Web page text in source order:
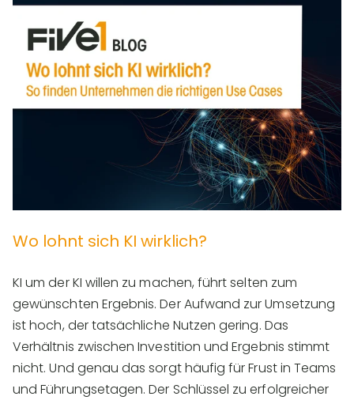
Wo lohnt sich KI wirklich?
KI um der KI willen zu machen, führt selten zum
gewünschten Ergebnis. Der Aufwand zur Umsetzung
ist hoch, der tatsächliche Nutzen gering. Das
Verhältnis zwischen Investition und Ergebnis stimmt
nicht. Und genau das sorgt häufig für Frust in Teams
und Führungsetagen. Der Schlüssel zu erfolgreicher